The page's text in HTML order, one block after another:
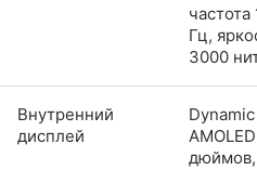
частота
Гц,
3000
Внутренний
дисплей
Dynamic